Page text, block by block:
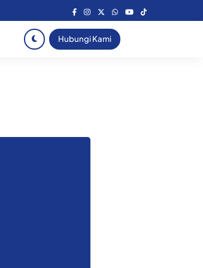
Hubungi Kami